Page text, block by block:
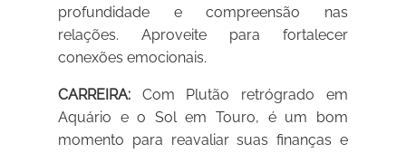
profundidade e compreensão nas
relações. Aproveite para fortalecer
conexões emocionais.
CARREIRA: Com Plutão retrógrado em
Aquário e o Sol em Touro, é um bom
momento para reavaliar suas finanças e